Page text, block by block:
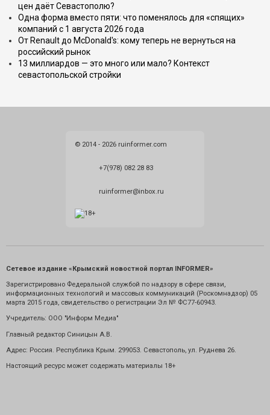
цен даёт Севастополю?
Одна форма вместо пяти: что поменялось для «спящих»
компаний с 1 августа 2026 года
От Renault до McDonald's: кому теперь не вернуться на
российский рынок
13 миллиардов — это много или мало? Контекст
севастопольской стройки
© 2014 - 2026 ruinformer.com
+7(978) 082 28 83
ruinformer@inbox.ru
Сетевое издание «Крымский новостной портал INFORMER»
Зарегистрировано Федеральной службой по надзору в сфере связи,
информационных технологий и массовых коммуникаций (Роскомнадзор) 05
марта 2015 года, свидетельство о регистрации Эл № ФС77-60943.
Учредитель: ООО "Информ Медиа"
Главный редактор Синицын А.В.
Адрес: Россия. Республика Крым. 299053. Севастополь, ул. Руднева 26.
Настоящий ресурс может содержать материалы 18+